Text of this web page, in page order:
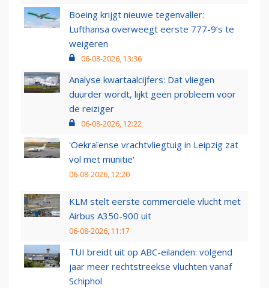
Boeing krijgt nieuwe tegenvaller:
Lufthansa overweegt eerste 777-9’s te
weigeren
06-08-2026, 13:36
Analyse kwartaalcijfers: Dat vliegen
duurder wordt, lijkt geen probleem voor
de reiziger
06-08-2026, 12:22
'Oekraïense vrachtvliegtuig in Leipzig zat
vol met munitie'
06-08-2026, 12:20
KLM stelt eerste commerciële vlucht met
Airbus A350-900 uit
06-08-2026, 11:17
TUI breidt uit op ABC-eilanden: volgend
jaar meer rechtstreekse vluchten vanaf
Schiphol